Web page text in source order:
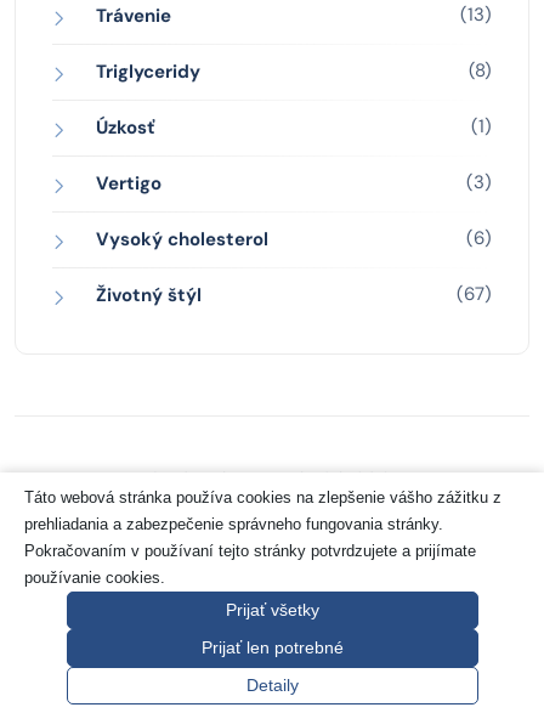
Trávenie (13)
Triglyceridy (8)
Úzkosť (1)
Vertigo (3)
Vysoký cholesterol (6)
Životný štýl (67)
Zásady ochrany osobných údajov
Copyright 2026 © Pharco Grancreo GmbH
Návrat hore
Táto webová stránka používa cookies na zlepšenie vášho zážitku z
prehliadania a zabezpečenie správneho fungovania stránky.
Pokračovaním v používaní tejto stránky potvrdzujete a prijímate
používanie cookies.
Prijať všetky
Prijať len potrebné
Detaily